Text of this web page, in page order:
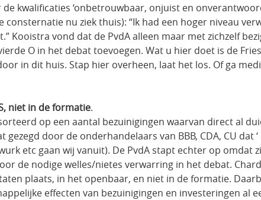
kwalificaties ‘onbetrouwbaar, onjuist en
nu ziek thuis): “Ik had een hoger niveau
Kooistra vond dat de PvdA alleen maar met zichzelf
O in het debat toevoegen. Wat u hier doet is de
in dit huis. Stap hier overheen, laat het los. Of ga
niet in de formatie.
op een aantal bezuinigingen waarvan direct al
door de onderhandelaars van BBB, CDA, CU dat
etc gaan wij vanuit). De PvdA stapt echter op omdat
de nodige welles/nietes verwarring in het debat.
plaats, in het openbaar, en niet in de formatie.
effecten van bezuinigingen en investeringen al